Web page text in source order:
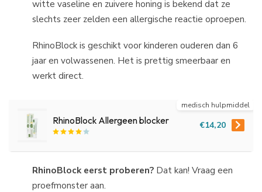
witte vaseline en zuivere honing is bekend dat ze
slechts zeer zelden een allergische reactie oproepen.
RhinoBlock is geschikt voor kinderen ouderen dan 6
jaar en volwassenen. Het is prettig smeerbaar en
werkt direct.
RhinoBlock Allergeen blocker
medisch hulpmiddel
€14,20
RhinoBlock eerst proberen? Dat kan! Vraag een
proefmonster aan.